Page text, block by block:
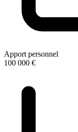
Apport personnel
100 000 €